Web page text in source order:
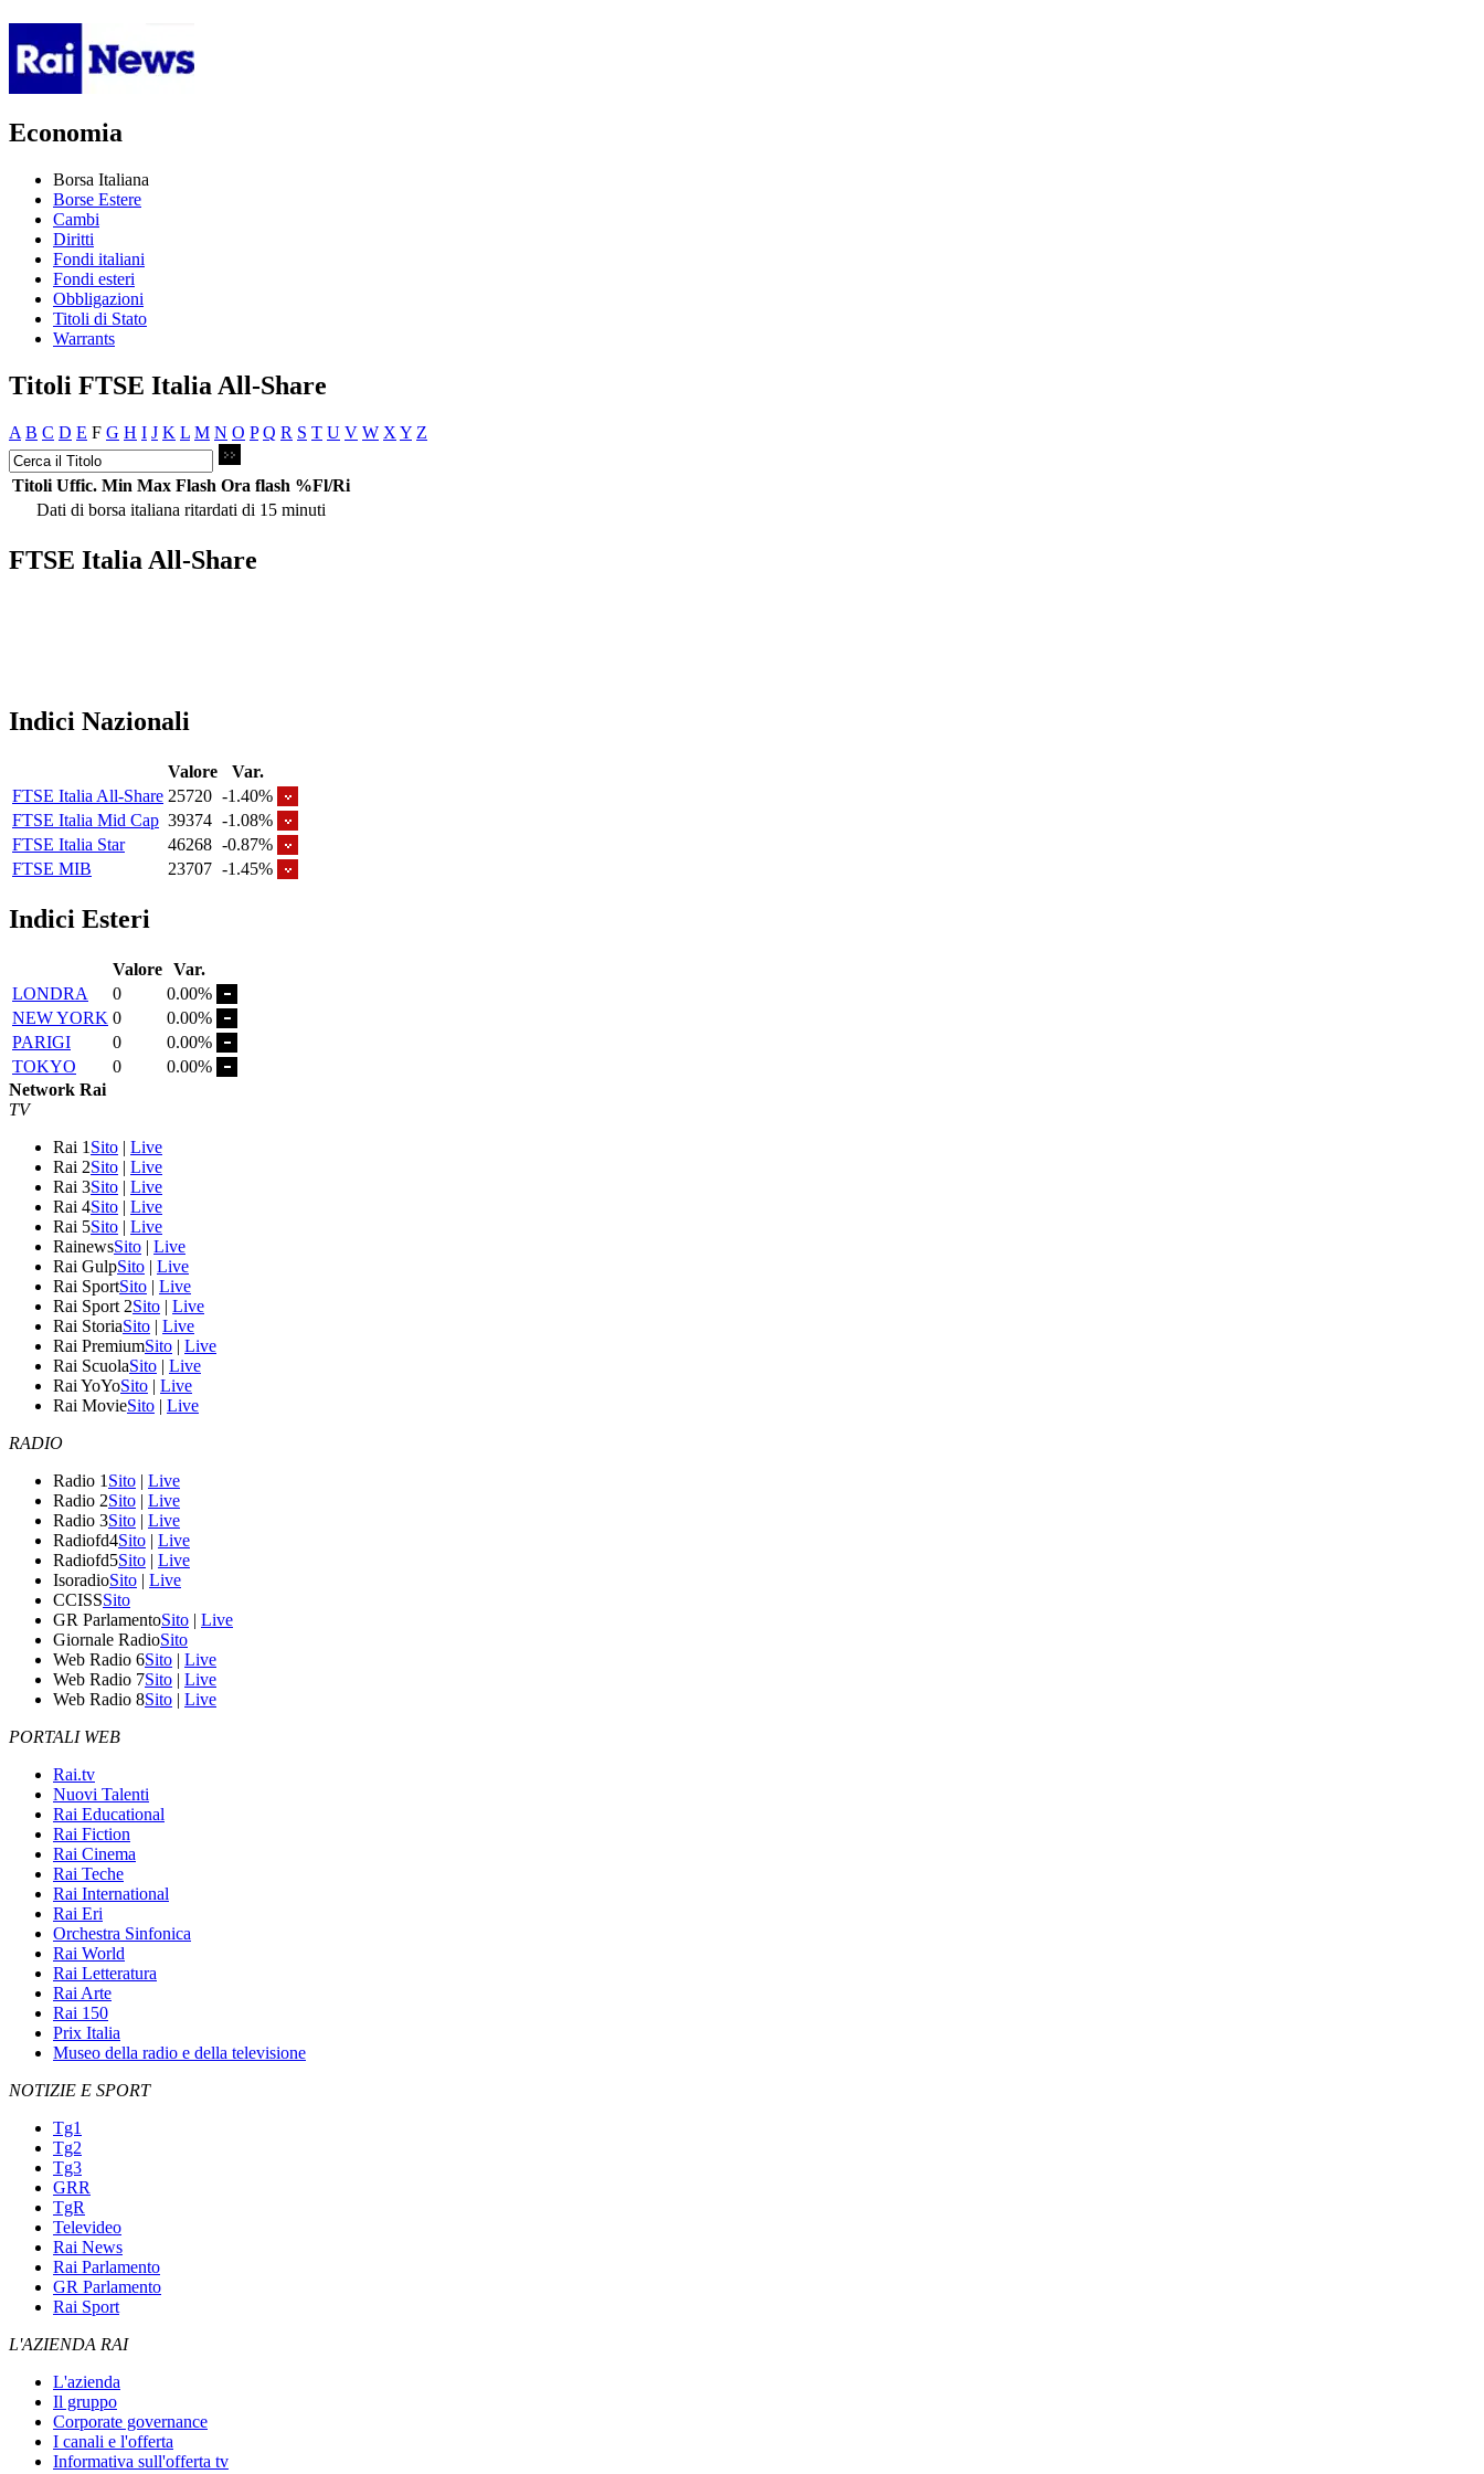
Economia
Borsa Italiana
Borse Estere
Cambi
Diritti
Fondi italiani
Fondi esteri
Obbligazioni
Titoli di Stato
Warrants
Titoli FTSE Italia All-Share
A B C D E F G H I J K L M N O P Q R S T U V W X Y Z
Titoli Uffic. Min Max Flash Ora flash %Fl/Ri
Dati di borsa italiana ritardati di 15 minuti
FTSE Italia All-Share
Indici Nazionali
Valore
Var.
FTSE Italia All-Share 25720 -1.40%
FTSE Italia Mid Cap 39374 -1.08%
FTSE Italia Star
46268 -0.87%
FTSE MIB
23707 -1.45%
Indici Esteri
Valore Var.
LONDRA
0
0.00%
NEW YORK 0
0.00%
PARIGI
0
0.00%
TOKYO
0
0.00%
Network Rai
TV
Rai 1 Sito | Live
Rai 2Sito | Live
Rai 3Sito | Live
Rai 4Sito | Live
Rai 5Sito | Live
RainewsSito | Live
Rai GulpSito | Live
Rai SportSito | Live
Rai Sport 2Sito | Live
Rai StoriaSito | Live
Rai PremiumSito | Live
Rai ScuolaSito | Live
Rai YoYoSito | Live
Rai MovieSito | Live
RADIO
Radio 1 Sito | Live
Radio 2Sito | Live
Radio 3Sito | Live
Radiofd4Sito | Live
Radiofd5Sito | Live
IsoradioSito | Live
CCISSSito
GR ParlamentoSito | Live
Giornale RadioSito
Web Radio 6Sito | Live
Web Radio 7Sito | Live
Web Radio 8Sito | Live
PORTALI WEB
Rai.tv
Nuovi Talenti
Rai Educational
Rai Fiction
Rai Cinema
Rai Teche
Rai International
Rai Eri
Orchestra Sinfonica
Rai World
Rai Letteratura
Rai Arte
Rai 150
Prix Italia
Museo della radio e della televisione
NOTIZIE E SPORT
Tg1
Tg2
Tg3
GRR
TgR
Televideo
Rai News
Rai Parlamento
GR Parlamento
Rai Sport
L'AZIENDA RAI
L'azienda
Il gruppo
Corporate governance
I canali e l'offerta
Informativa sull'offerta tv